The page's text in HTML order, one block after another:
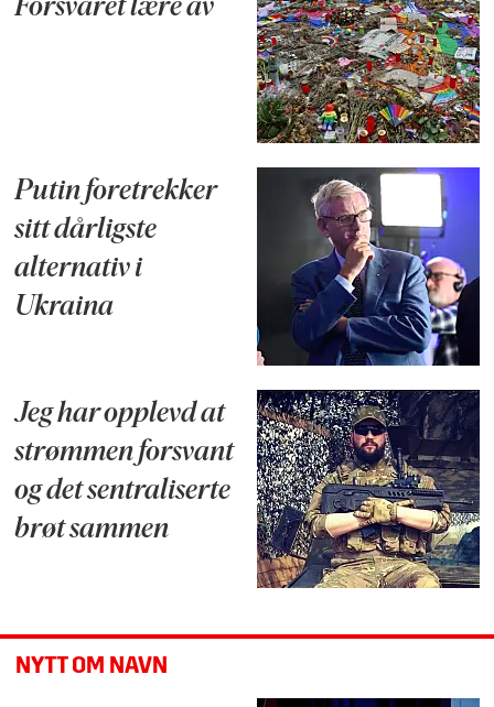
Forsvaret lære av
Putin foretrekker
sitt dårligste
alternativ i
Ukraina
Jeg har opplevd at
strømmen forsvant
og det sentraliserte
brøt sammen
NYTT OM NAVN